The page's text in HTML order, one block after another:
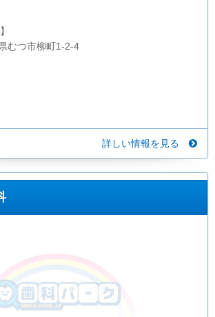
むつ市柳町1-2-4
詳しい情報を見る